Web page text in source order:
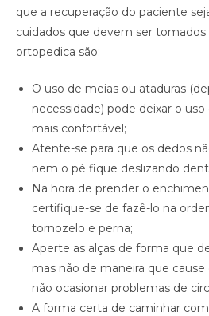
que a recuperação do paciente
cuidados que devem ser
ortopedica são:
O uso de meias ou ataduras
necessidade) pode deixar o
mais confortável;
Atente-se para que os dedos
nem o pé fique deslizando
Na hora de prender o
certifique-se de fazê-lo na
tornozelo e perna;
Aperte as alças de forma que
mas não de maneira que
não ocasionar problemas de
A forma certa de caminhar